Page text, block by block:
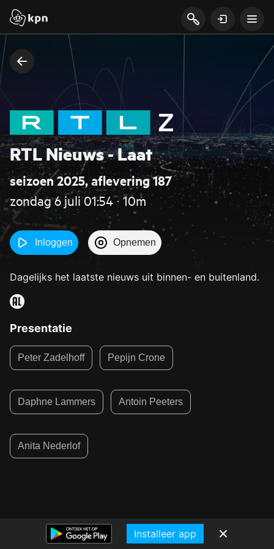
RTL Nieuws - Laat
seizoen 2025, aflevering 187
zondag 6 juli 01:54 ‧ 10m
Inloggen Opnemen
Dagelijks het laatste nieuws uit binnen- en buitenland.
Presentatie
Peter Zadelhoff Pepijn Crone
Daphne Lammers Antoin Peeters
Anita Nederlof
Installeer app